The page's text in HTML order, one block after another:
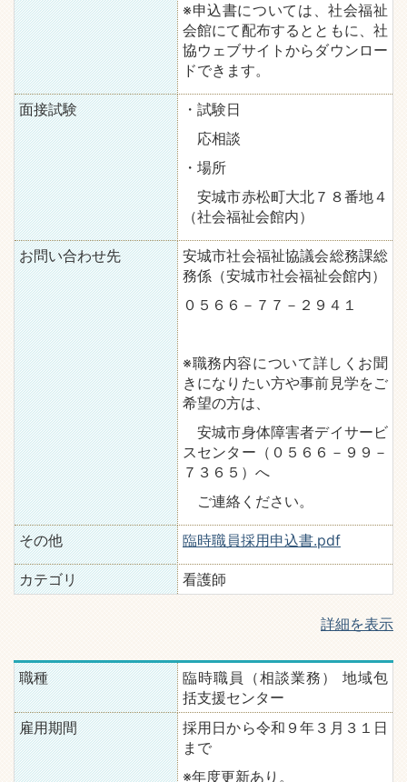
※申込書については、社会福祉
会館にて配布するとともに、社
協ウェブサイトからダウンロー
ドできます。
面接試験
・試験日
応相談
・場所
安城市赤松町大北７８番地４
（社会福祉会館内）
お問い合わせ先
安城市社会福祉協議会総務課総
務係（安城市社会福祉会館内）
０５６６－７７－２９４１
※職務内容について詳しくお聞
きになりたい方や事前見学をご
希望の方は、
安城市身体障害者デイサービ
スセンター（０５６６－９９－
７３６５）へ
ご連絡ください。
その他 臨時職員採用申込書.pdf
カテゴリ 看護師
詳細を表示
職種
臨時職員（相談業務） 地域包
括支援センター
雇用期間
採用日から令和９年３月３１日
まで
※年度更新あり。